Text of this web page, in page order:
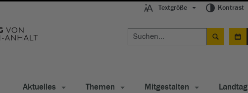
Textgröße Kontrast
Aktuelles Themen Mitgestalten Landtag